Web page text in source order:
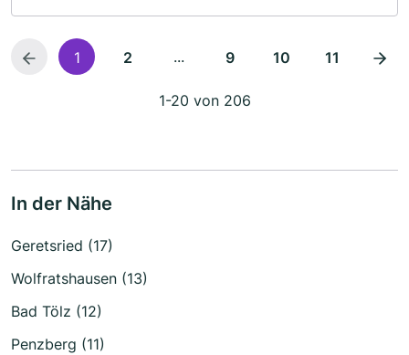
1 2 ... 9 10 11
1-20 von 206
In der Nähe
Geretsried (17)
Wolfratshausen (13)
Bad Tölz (12)
Penzberg (11)